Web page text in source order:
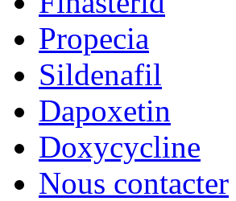
Propecia
Sildenafil
Dapoxetin
Doxycycline
Nous contacter